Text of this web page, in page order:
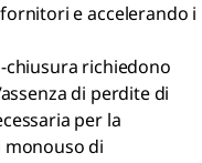
e accelerando i
chiusura richiedono
di perdite di
per la
di